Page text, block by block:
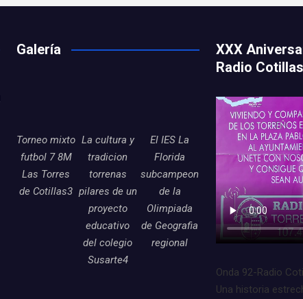
Galería
Torneo mixto
futbol 7 8M
Las Torres
de Cotillas3
La cultura y
tradicion
torrenas
pilares de un
proyecto
educativo
del colegio
Susarte4
El IES La
Florida
subcampeon
de la
Olimpiada
de Geografia
regional
XXX
Radio Cotillas
Onda 92-Radio
Una historia